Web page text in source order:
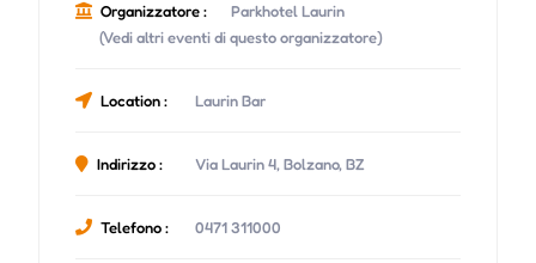
Organizzatore :
Parkhotel Laurin
(Vedi altri eventi di questo organizzatore)
Location : Laurin Bar
Indirizzo : Via Laurin 4, Bolzano, BZ
Telefono : 0471 311000